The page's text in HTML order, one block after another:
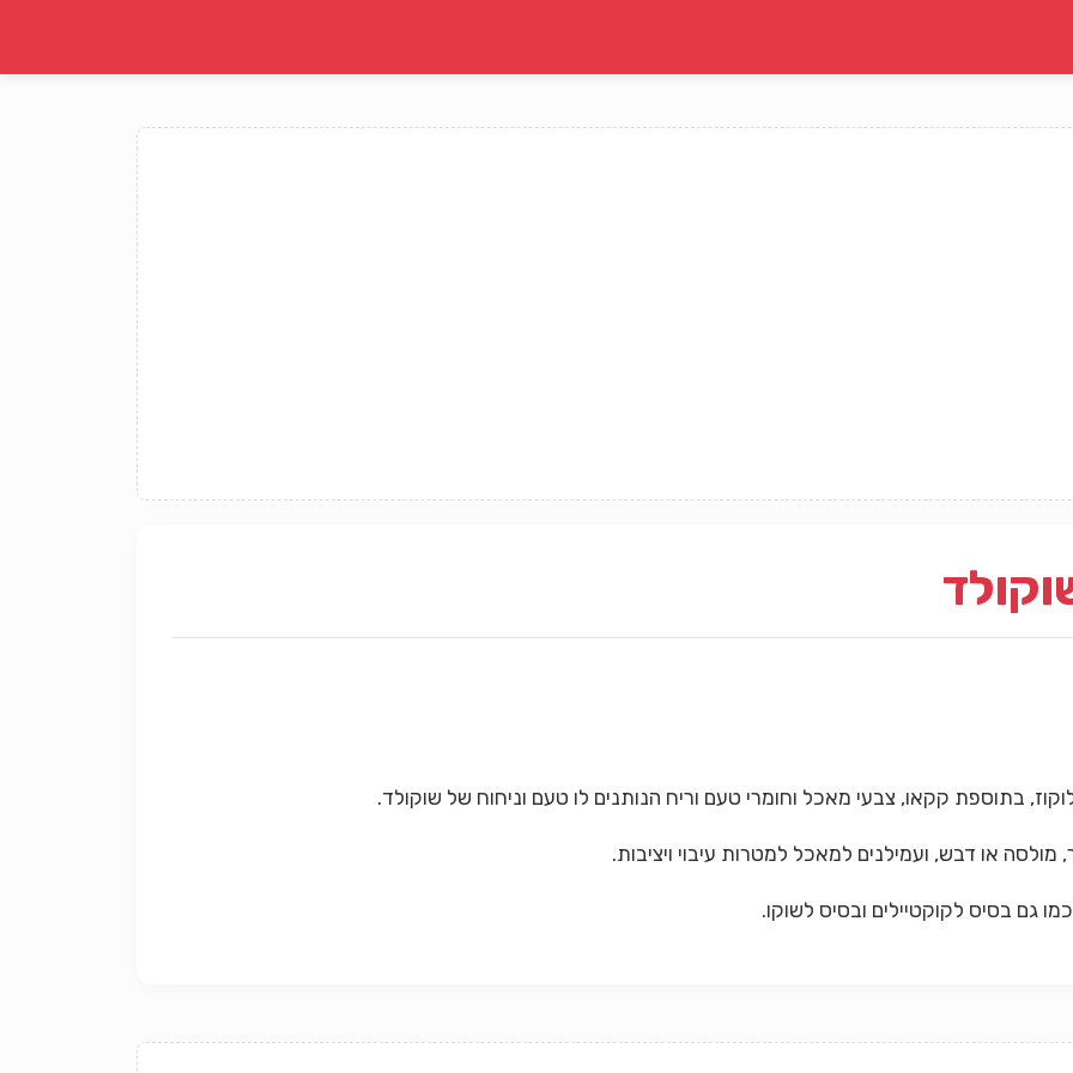
בתוספת קקאו, צבעי מאכל וחומרי טעם וריח הנותנים לו טעם וניחוח של שוקולד.
או דבש, ועמילנים למאכל למטרות עיבוי ויציבות.
גם בסיס לקוקטיילים ובסיס לשוקו.